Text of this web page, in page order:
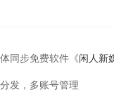
同步免费软件《闲人新
发，多账号管理